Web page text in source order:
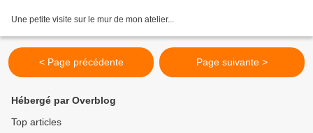
Une petite visite sur le mur de mon atelier...
< Page précédente Page suivante >
Hébergé par Overblog
Top articles